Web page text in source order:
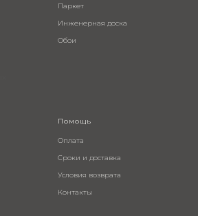
Паркет
Инженерная доска
Обои
Помощь
Оплата
Сроки и доставка
Условия возврата
Контакты